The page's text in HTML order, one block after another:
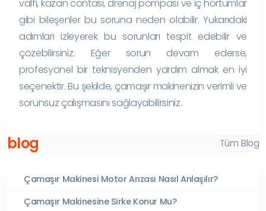
valfi, kazan contası, drenaj pompası ve iç hortumlar
gibi bileşenler bu soruna neden olabilir. Yukarıdaki
adımları izleyerek bu sorunları tespit edebilir ve
çözebilirsiniz. Eğer sorun devam ederse,
profesyonel bir teknisyenden yardım almak en iyi
seçenektir. Bu şekilde, çamaşır makinenizin verimli ve
sorunsuz çalışmasını sağlayabilirsiniz.
blog Tüm Blog
Çamaşır Makinesi Motor Arızası Nasıl Anlaşılır?
Çamaşır Makinesine Sirke Konur Mu?